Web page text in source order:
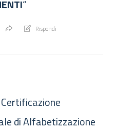
“
Rispondi
di Alfabetizzazione